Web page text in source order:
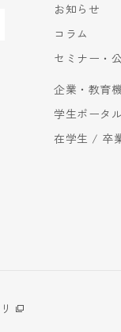
お知らせ
コラム
セミナー・
企業・教育
学生ポータ
在学生 / 卒